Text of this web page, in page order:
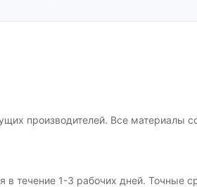
производителей. Все материалы
течение 1-3 рабочих дней. Точные